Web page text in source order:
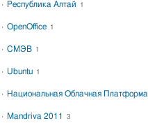
Республика Алтай 1
OpenOffice 1
СМЭВ 1
Ubuntu 1
Национальная Облачная Платформа
Mandriva 2011 3